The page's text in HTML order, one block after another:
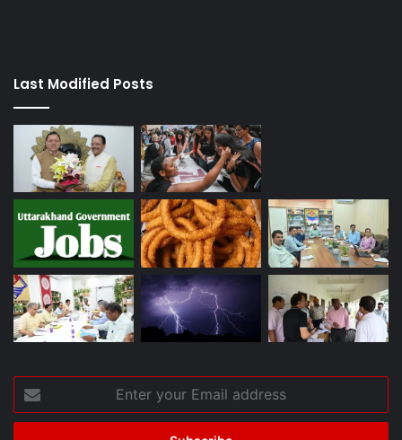
Last Modified Posts
Enter
your
Email